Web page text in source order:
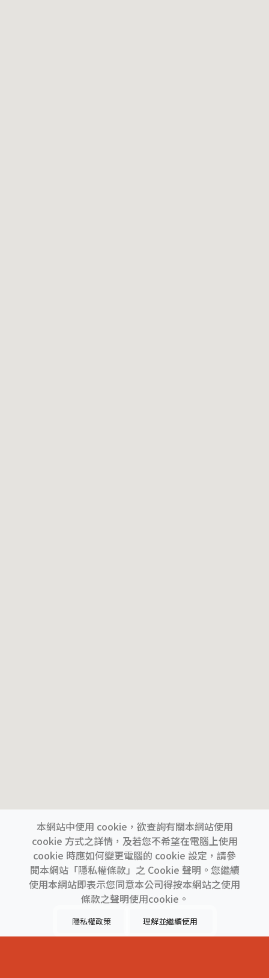
本網站中使用 cookie，欲查詢有關本網站使用
cookie 方式之詳情，及若您不希望在電腦上使用
cookie 時應如何變更電腦的 cookie 設定，請參
閱本網站「隱私權條款」之 Cookie 聲明。您繼續
使用本網站即表示您同意本公司得按本網站之使用
條款之聲明使用cookie。
隱私權政策 理解並繼續使用
上一間